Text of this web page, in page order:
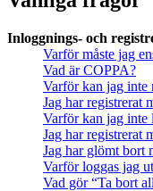
Inloggnings- och
Varför måste jag
Vad är COPPA?
Varför kan jag inte
Jag har registrerat
Varför kan jag inte
Jag har registrerat
Jag har glömt bort
Varför loggas jag
Vad gör “Ta bort